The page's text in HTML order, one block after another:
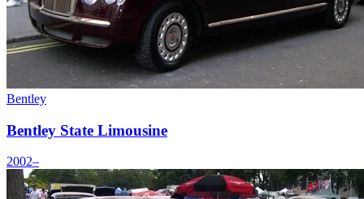
Bentley
Bentley State Limousine
2002–